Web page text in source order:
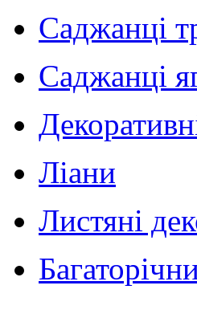
Саджанці
Саджанці
Ліани
Листяні